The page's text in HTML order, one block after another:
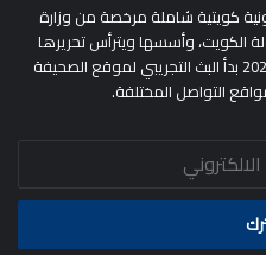
كويتية شاملة مرخصة من وزارة
الكويت، وأسسها ويترأس تحريرها
الكاتب/ مطلق الحريجي ، وفي مايو 2024 بدأ البث التجريبي لموقع الصحيفة
التواصل المختلفة.